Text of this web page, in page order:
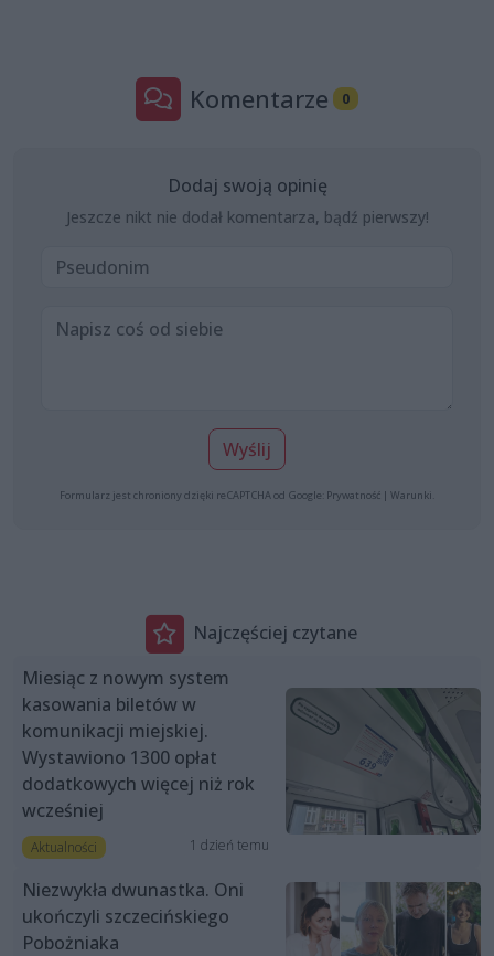
Komentarze 0
Dodaj swoją opinię
Jeszcze nikt nie dodał komentarza, bądź pierwszy!
Wyślij
Formularz jest chroniony dzięki reCAPTCHA od Google: Prywatność | Warunki
Najczęściej czytane
Miesiąc z nowym system
kasowania biletów w
komunikacji miejskiej.
Wystawiono 1300 opłat
dodatkowych więcej niż rok
wcześniej
Aktualności 1 dzień temu
Niezwykła dwunastka. Oni
ukończyli szczecińskiego
Pobożniaka